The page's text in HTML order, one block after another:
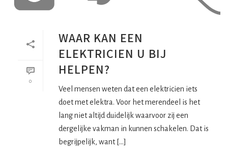
0
WAAR KAN EEN
ELEKTRICIEN U BIJ
HELPEN?
Veel mensen weten dat een elektricien iets
doet met elektra. Voor het merendeel is het
lang niet altijd duidelijk waarvoor zij een
dergelijke vakman in kunnen schakelen. Dat is
begrijpelijk, want [...]